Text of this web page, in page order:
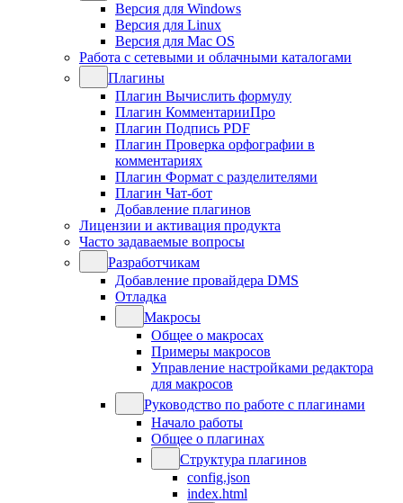
Версия для Windows
Версия для Linux
Версия для Mac OS
Работа с сетевыми и облачными каталогами
Плагины
Плагин Вычислить формулу
Плагин КомментарииПро
Плагин Подпись PDF
Плагин Проверка орфографии в
комментариях
Плагин Формат с разделителями
Плагин Чат-бот
Добавление плагинов
Лицензии и активация продукта
Часто задаваемые вопросы
Разработчикам
Добавление провайдера DMS
Отладка
Макросы
Общее о макросах
Примеры макросов
Управление настройками редактора
для макросов
Руководство по работе с плагинами
Начало работы
Общее о плагинах
Структура плагинов
config.json
index.html